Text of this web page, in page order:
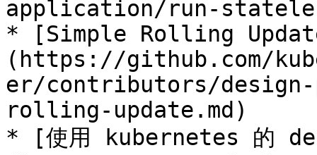
application/run-
* [Simple Rolling
(https://github.com/
er/contributors/
rolling-update.md)
* [使用 kubernetes 的